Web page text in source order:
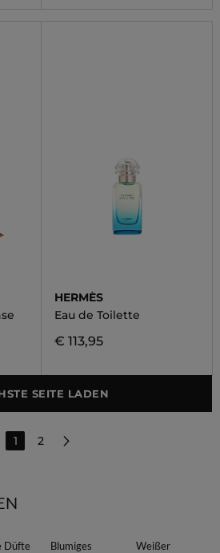
HERMÈS
Eau de Toilette
€ 113,95
SEITE LADEN
1 2
Düfte
Blumiges
Weißer